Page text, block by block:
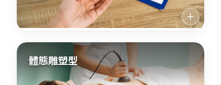
體態雕塑型